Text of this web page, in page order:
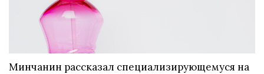
Минчанин рассказал специализирующемуся на